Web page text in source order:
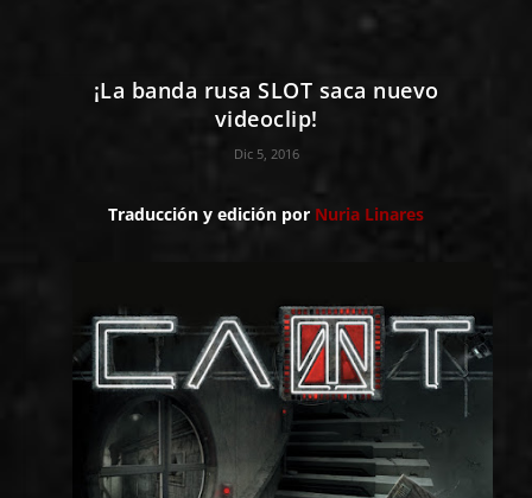
¡La banda rusa SLOT saca nuevo
videoclip!
Dic 5, 2016
Traducción y edición por Nuria Linares